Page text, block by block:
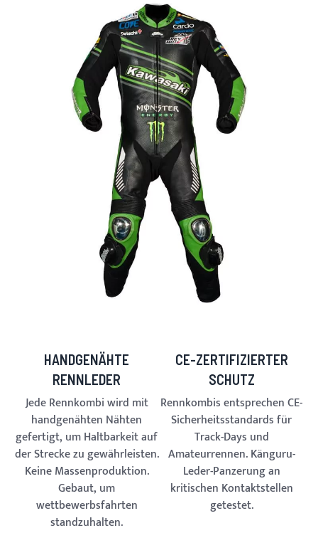
HANDGENÄHTE
RENNLEDER
Jede Rennkombi wird mit
handgenähten Nähten
gefertigt, um Haltbarkeit auf
der Strecke zu gewährleisten.
Keine Massenproduktion.
Gebaut, um
wettbewerbsfahrten
standzuhalten.
CE-ZERTIFIZIERTER
SCHUTZ
Rennkombis entsprechen CE-
Sicherheitsstandards für
Track-Days und
Amateurrennen. Känguru-
Leder-Panzerung an
kritischen Kontaktstellen
getestet.